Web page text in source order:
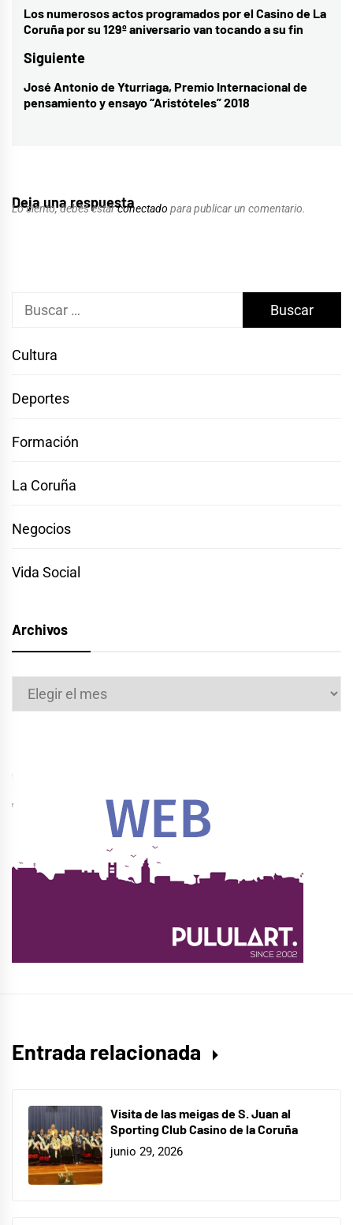
de
entradas
Entrada
anterior:
Los numerosos actos programados por el Casino de La
Coruña por su 129º aniversario van tocando a su fin
Siguiente
Entrada
siguiente:
José Antonio de Yturriaga, Premio Internacional de
pensamiento y ensayo “Aristóteles” 2018
Deja una respuesta
Lo siento, debes estarconectado para publicar un comentario.
Buscar:
Cultura
Deportes
Formación
La Coruña
Negocios
Vida Social
Archivos
Archivos
Entrada relacionada
Visita de las meigas de S. Juan al
Sporting Club Casino de la Coruña
junio 29, 2026